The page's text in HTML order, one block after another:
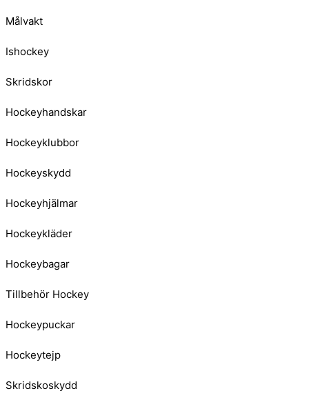
Målvakt
Ishockey
Skridskor
Hockeyhandskar
Hockeyklubbor
Hockeyskydd
Hockeyhjälmar
Hockeykläder
Hockeybagar
Tillbehör Hockey
Hockeypuckar
Hockeytejp
Skridskoskydd